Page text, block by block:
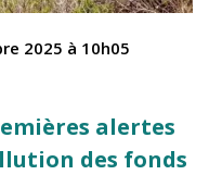
2025 à 10h05
alertes
des fonds